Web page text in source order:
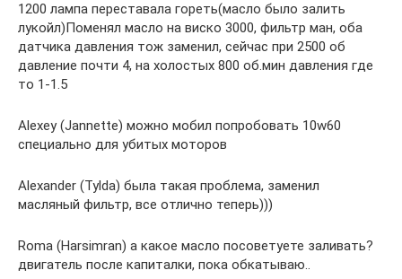
1200 лампа переставала гореть(масло было залить
лукойл)Поменял масло на виско 3000, фильтр ман, оба
датчика давления тож заменил, сейчас при 2500 об
давление почти 4, на холостых 800 об.мин давления где
то 1-1.5
Alexey (Jannette) можно мобил попробовать 10w60
специально для убитых моторов
Alexander (Tylda) была такая проблема, заменил
масляный фильтр, все отлично теперь)))
Roma (Harsimran) а какое масло посоветуете заливать?
двигатель после капиталки, пока обкатываю..